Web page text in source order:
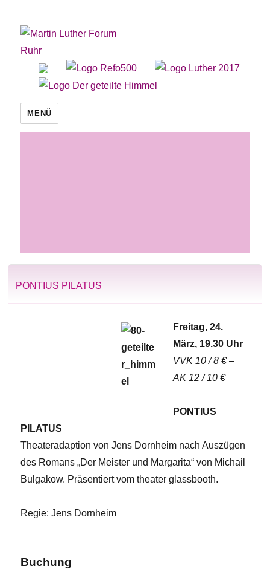
Martin Luther Forum Ruhr
MENÜ
PONTIUS PILATUS
Freitag, 24.
März, 19.30 Uhr
VVK 10 / 8 € –
AK 12 / 10 €
PONTIUS
PILATUS
Theateradaption von Jens Dornheim nach Auszügen
des Romans „Der Meister und Margarita“ von Michail
Bulgakow. Präsentiert vom theater glassbooth.
Regie: Jens Dornheim
Buchung